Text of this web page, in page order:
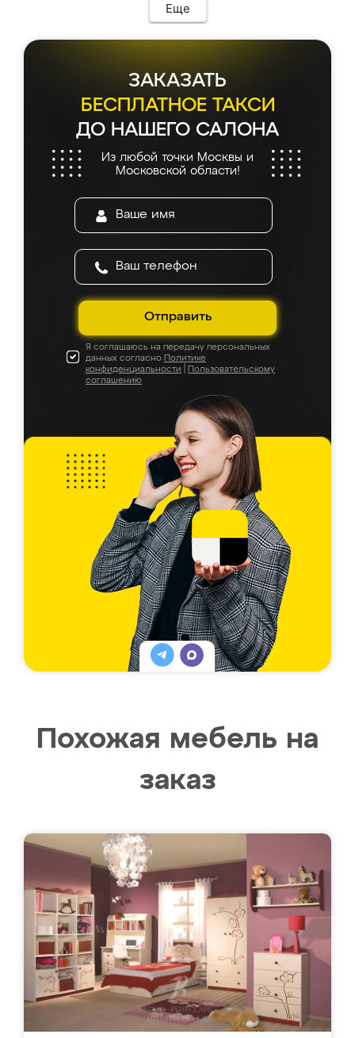
Еще
ЗАКАЗАТЬ
БЕСПЛАТНОЕ ТАКСИ
ДО НАШЕГО САЛОНА
Из любой точки Москвы и
Московской области!
Отправить
Я соглашаюсь на передачу персональных
данных согласно Политике
конфиденциальности
Пользовательскому
соглашению
Похожая мебель на
заказ